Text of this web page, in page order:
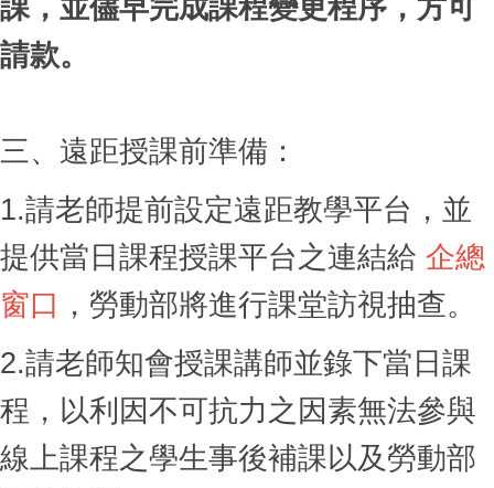
課，並儘早完成課程變更程序，方可
請款。
三、遠距授課前準備：
1.請老師提前設定遠距教學平台，並
提供當日課程授課平台之連結給 企總
窗口 ，勞動部將進行課堂訪視抽查。
2.請老師知會授課講師並錄下當日課
程，以利因不可抗力之因素無法參與
線上課程之學生事後補課以及勞動部